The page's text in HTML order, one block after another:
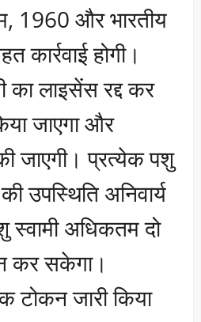
1960 और भारतीय
कार्रवाई होगी।
का लाइसेंस रद्द कर
जाएगा और
जाएगी। प्रत्येक पशु
उपस्थिति अनिवार्य
स्वामी अधिकतम दो
कर सकेगा।
टोकन जारी किया